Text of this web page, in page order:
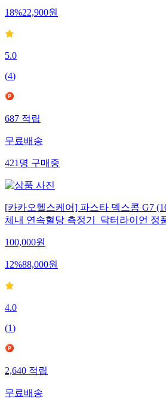
18%22,900원
5.0
(4)
687 적립
무료배송
421 명 구매중
[카카오헬스케어] 파스타 덱스콤 G7
체내 연속혈당 측정기_닥터라이언 정
100,000원
12%88,000원
4.0
(1)
2,640 적립
무료배송